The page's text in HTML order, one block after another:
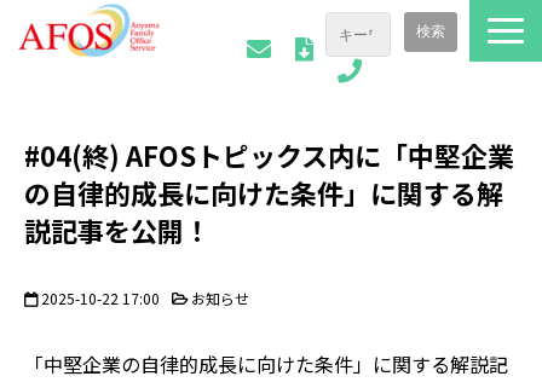
ご相談事例
会社情報
お役立ち資料
#04(終) AFOSトピックス内に「中堅企業
の自律的成長に向けた条件」に関する解
説記事を公開！
2025-10-22 17:00 お知らせ
「中堅企業の自律的成長に向けた条件」に関する解説記